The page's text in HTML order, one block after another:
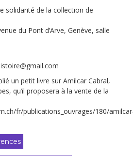
solidarité de la collection de
du Pont d’Arve, Genève, salle
un petit livre sur Amilcar Cabral,
qu’il proposera à la vente de la
fr/publications_ouvrages/180/